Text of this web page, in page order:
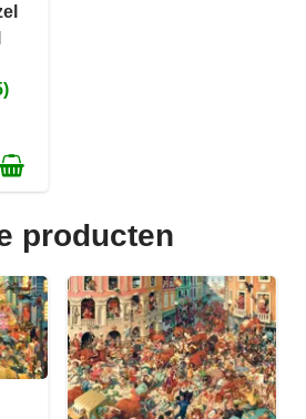
producten